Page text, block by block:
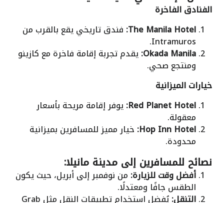
الفنادق الفاخرة
The Manila Hotel: فندق تاريخي يقع بالقرب من
Intramuros.
Okada Manila: يقدم تجربة إقامة فاخرة مع كازينو
ومنتجع صحي.
خيارات الميزانية
Red Planet Hotel: يوفر إقامة مريحة بأسعار
معقولة.
Hop Inn Hotel: خيار مميز للمسافرين بميزانية
محدودة.
نصائح للمسافرين إلى مدينة مانيلا:
أفضل وقت للزيارة: من نوفمبر إلى أبريل، حيث يكون
الطقس جافًا ومعتدلًا.
التنقل: يُفضل استخدام تطبيقات النقل مثل Grab